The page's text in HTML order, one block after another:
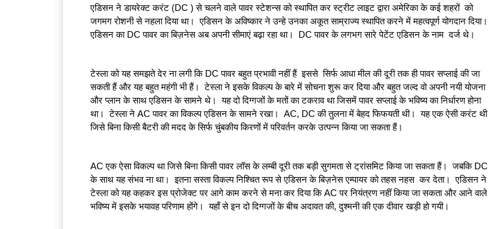
एडिसन ने डायरेक्ट करंट (DC ) से चलने वाले पावर स्टेशन्स को स्थापित कर स्ट्रीट लाइट द्वारा अमेरिका के कई शहरों  को
जगमग रोशनी से नहला दिया था।  एडिसन के अविष्कार ने उन्हे उनका अकूत साम्राज्य स्थापित करने में महत्वपूर्ण योगदान दिया।
एडिसन का DC पावर का बिज़नेस अब अपनी सीमाएं बढ़ा रहा था।  DC पावर के लगभग सारे पेटेंट एडिसन के नाम  दर्ज थे।
टेस्ला को यह समझते देर ना लगी कि DC पावर बहुत प्रभावी नहीं हैं  इससे  सिर्फ आधा मील की दूरी तक ही पावर सप्लाई की जा
सकती हैं और यह बहुत महंगी भी हैं।  टेस्ला ने इसके विकल्प के बारे में सोचना शुरू कर दिया और बहुत जल्द वो अपनी नयी योजना
और प्लान के साथ एडिसन के सामने थे।  यह दो दिग्गजों के मतों का टकराव था जिसमें पावर सप्लाई के भविष्य का निर्धारण होना
था।  टेस्ला ने AC पावर का विकल्प एडिसन के सामने रखा।  AC, DC की तुलना में बेहद फिफयती थी।  यह एक ऐसी करंट थी
जिसे बिना किसी बैटरी की मदद के सिर्फ चुंबकीय किरणों में परिवर्तन करके उत्पन्न किया जा सकता हैं।
AC एक ऐसा विकल्प था जिसे बिना किसी पावर लॉस के लम्बी दूरी तक बड़ी सुगमता से ट्रांसमिट किया जा सकता हैं।  जबकि DC
के साथ यह संभव ना था।  इतना सस्ता विकल्प निश्चित रूप से एडिसन के बिज़नेस एम्पायर को तहस नहस  कर देता।  एडिसन ने
टेस्ला को यह कहकर इस प्रोजेक्ट पर आगे काम करने से मना कर दिया कि AC पर नियंत्रण नहीं किया जा सकता और आने वाले
भविष्य में इसके भयावह परिणाम होंगे।  यहाँ से इन दो दिग्गजों के बीच अदावत की, दुश्मनी की एक दीवार खड़ी हो गयी।